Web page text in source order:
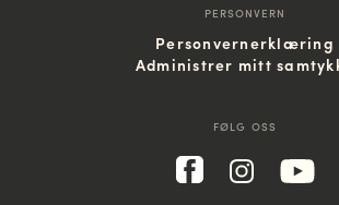
PERSONVERN
Personvernerklæring
Administrer mitt
FØLG OSS